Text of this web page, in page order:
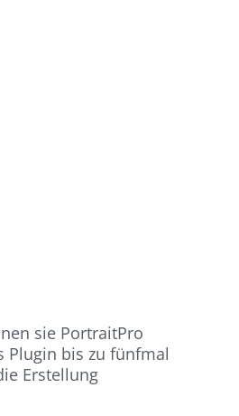
sie PortraitPro
Plugin bis zu fünfmal
Erstellung